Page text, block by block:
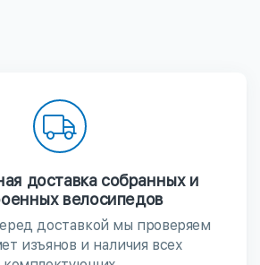
доставка собранных и
велосипедов
доставкой мы проверяем
изъянов и наличия всех